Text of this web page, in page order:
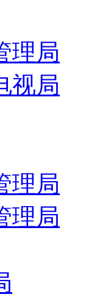
理局
视局
理局
理局